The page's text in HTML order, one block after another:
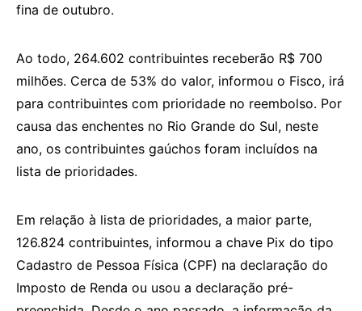
fina de outubro.
Ao todo, 264.602 contribuintes receberão R$ 700
milhões. Cerca de 53% do valor, informou o Fisco, irá
para contribuintes com prioridade no reembolso. Por
causa das enchentes no Rio Grande do Sul, neste
ano, os contribuintes gaúchos foram incluídos na
lista de prioridades.
Em relação à lista de prioridades, a maior parte,
126.824 contribuintes, informou a chave Pix do tipo
Cadastro de Pessoa Física (CPF) na declaração do
Imposto de Renda ou usou a declaração pré-